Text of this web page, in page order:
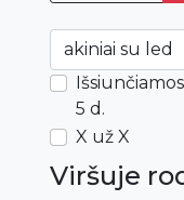
5 d.
X už X
Viršuje